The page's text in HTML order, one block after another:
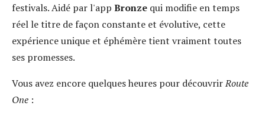
festivals. Aidé par l'app Bronze qui modifie en temps
réel le titre de façon constante et évolutive, cette
expérience unique et éphémère tient vraiment toutes
ses promesses.
Vous avez encore quelques heures pour découvrirRoute
One :